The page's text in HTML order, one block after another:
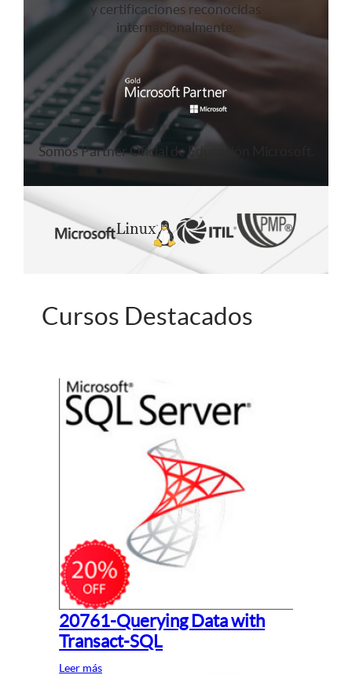
y certificaciones reconocidas
internacionalmente.
Somos Partner Oficial de Educación Microsoft.
Cursos Destacados
20761-Querying Data with
Transact-SQL
Leer más